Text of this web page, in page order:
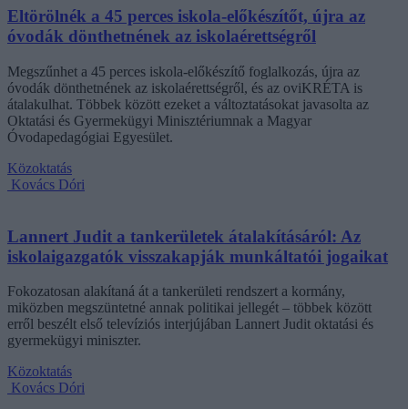
Eltörölnék a 45 perces iskola-előkészítőt, újra az
óvodák dönthetnének az iskolaérettségről
Megszűnhet a 45 perces iskola-előkészítő foglalkozás, újra az
óvodák dönthetnének az iskolaérettségről, és az oviKRÉTA is
átalakulhat. Többek között ezeket a változtatásokat javasolta az
Oktatási és Gyermekügyi Minisztériumnak a Magyar
Óvodapedagógiai Egyesület.
Közoktatás
Kovács Dóri
Lannert Judit a tankerületek átalakításáról: Az
iskolaigazgatók visszakapják munkáltatói jogaikat
Fokozatosan alakítaná át a tankerületi rendszert a kormány,
miközben megszüntetné annak politikai jellegét – többek között
erről beszélt első televíziós interjújában Lannert Judit oktatási és
gyermekügyi miniszter.
Közoktatás
Kovács Dóri